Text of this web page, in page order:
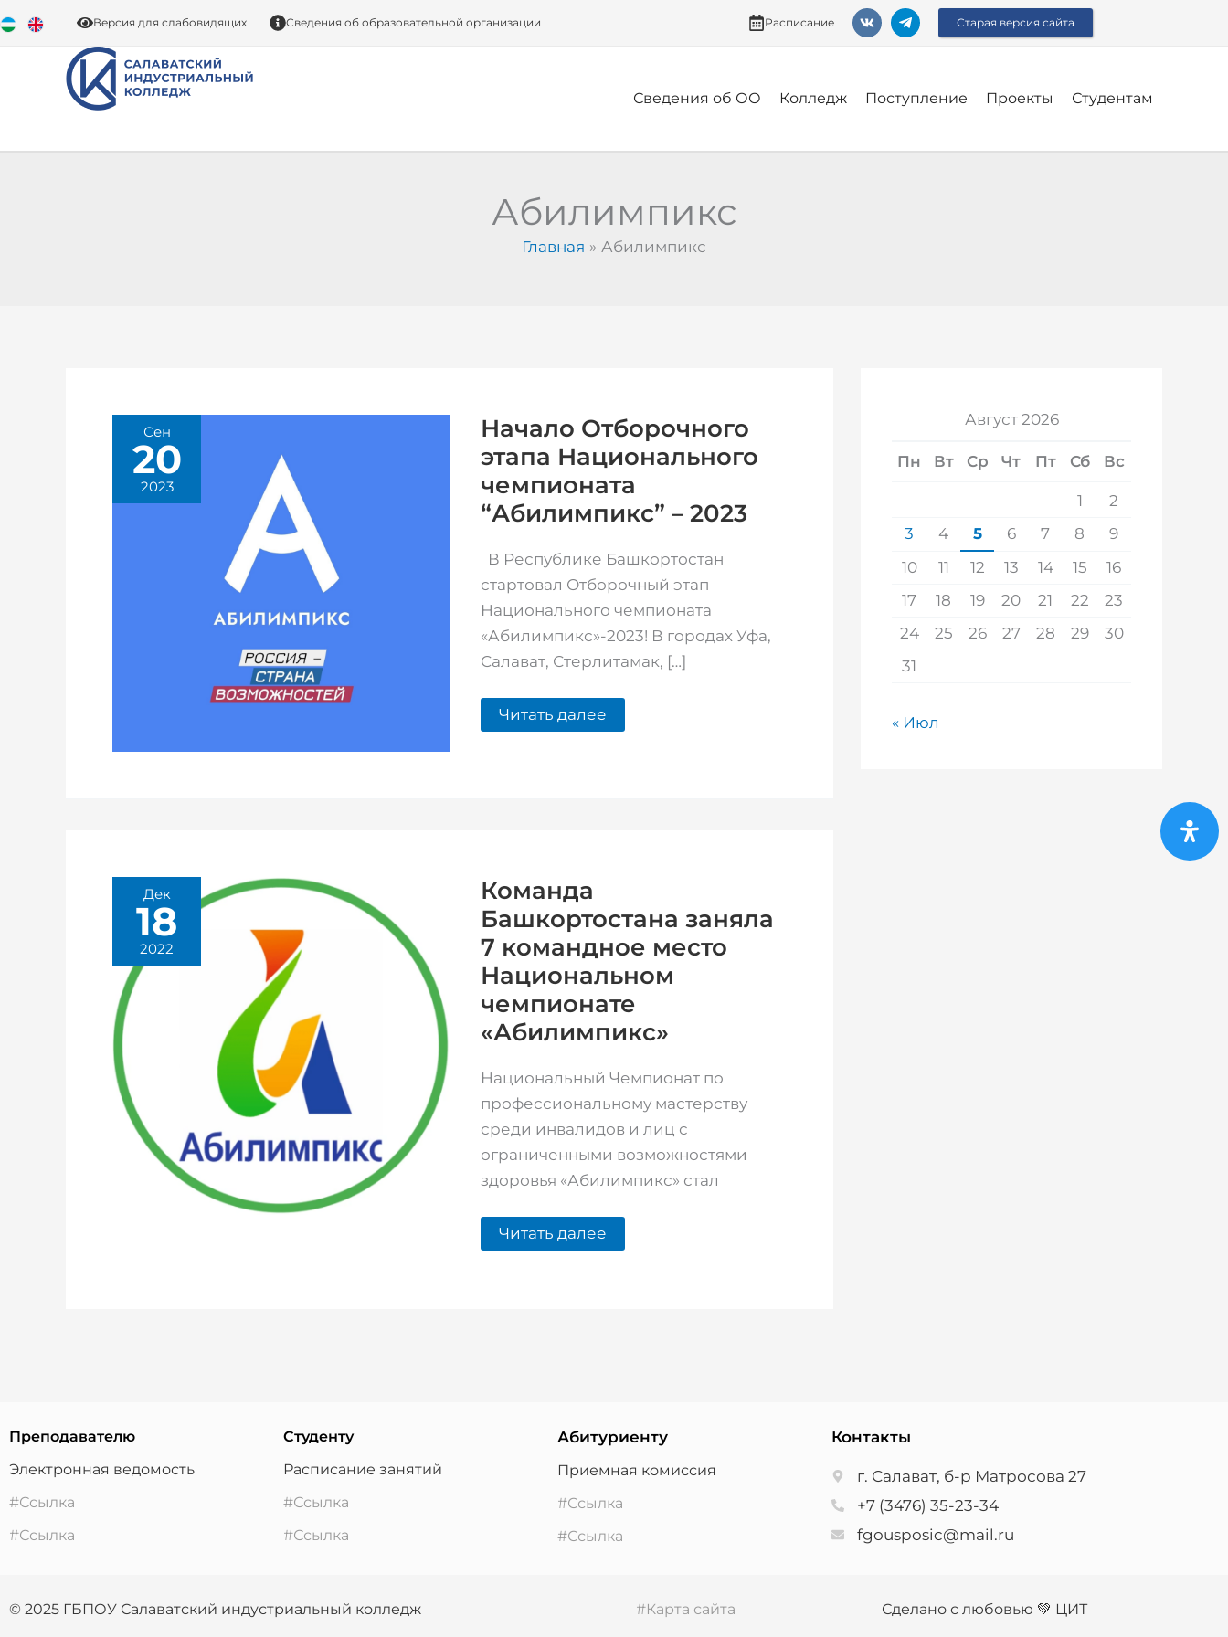
к
содержимому
Версия для слабовидящих Сведения об образовательной организации Расписание Старая версия сайта
Сведения об ОО Колледж Поступление Проекты Студентам
Абилимпикс
Главная Абилимпикс
Сен
20
2023
Начало Отборочного
этапа Национального
чемпионата
“Абилимпикс” – 2023
В Республике Башкортостан
стартовал Отборочный этап
Национального чемпионата
«Абилимпикс»-2023! В городах Уфа,
Салават, Стерлитамак, […]
Национального
чемпионата
“Абилимпикс”
–
2023
Читать далее
Дек
18
2022
Команда
Башкортостана заняла
7 командное место
Национальном
чемпионате
«Абилимпикс»
Национальный Чемпионат по
профессиональному мастерству
среди инвалидов и лиц с
ограниченными возможностями
здоровья «Абилимпикс» стал
7
командное
место
Национальном
чемпионате
«Абилимпикс»
Читать далее
Август 2026
Пн Вт Ср Чт Пт Сб Вс
1
2
3
4 5 6 7 8
9
10
11 12 13 14 15
16
17
18 19 20 21 22
23
24
25 26 27 28 29
30
31
« Июл
Преподавателю
Электронная ведомость
#Ссылка
#Ссылка
Студенту
Расписание занятий
#Ссылка
#Ссылка
Абитуриенту
Приемная комиссия
#Ссылка
#Ссылка
Контакты
г. Салават, б-р Матросова 27
+7 (3476) 35-23-34
fgousposic@mail.ru
© 2025 ГБПОУ Салаватский индустриальный колледж #Карта сайта Сделано с любовью 💚 ЦИТ